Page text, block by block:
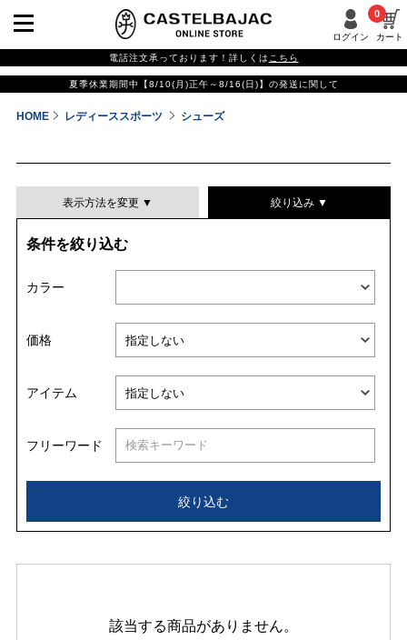
ログイン カート
0
電話注文承っております！詳しくは こちら
夏季休業期間中【8/10(月)正午～8/16(日)】の発送に関して
HOME レディーススポーツ シューズ
表示方法を変更 ▼
並び替える
絞り込み ▼
条件を絞り込む
カラー
価格
アイテム
フリーワード
絞り込む
該当する商品がありません。